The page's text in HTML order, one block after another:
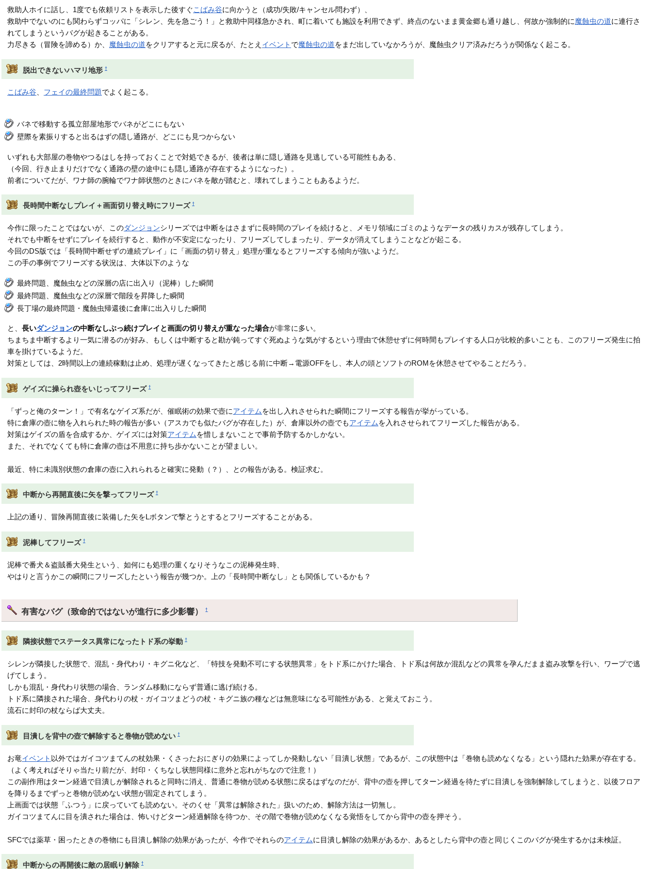
救助人ホイに話し、1度でも依頼リストを表示した後すぐこばみ谷に向かうと（成功/失敗/キャンセル問わず）、
救助中でないのにも関わらずコッパに「シレン、先を急ごう！」と救助中同様急かされ、町に着いても施設を利用できず、終点のないまま黄金郷も通り越し、何故か強制的に魔蝕虫の道に連行さ
れてしまうというバグが起きることがある。
力尽きる（冒険を諦める）か、 魔蝕虫の道をクリアすると元に戻るが、たとえ イベント で魔蝕虫の道をまだ出していなかろうが、魔蝕虫クリア済みだろうが関係なく起こる。
脱出できないハマリ地形 †
こばみ谷、 フェイの最終問題でよく起こる。
バネで移動する孤立部屋地形でバネがどこにもない
壁際を素振りすると出るはずの隠し通路が、どこにも見つからない
いずれも大部屋の巻物やつるはしを持っておくことで対処できるが、後者は単に隠し通路を見逃している可能性もある、
（今回、行き止まりだけでなく通路の壁の途中にも隠し通路が存在するようになった）。
前者についてだが、ワナ師の腕輪でワナ師状態のときにバネを敵が踏むと、壊れてしまうこともあるようだ。
長時間中断なしプレイ＋画面切り替え時にフリーズ †
今作に限ったことではないが、このダンジョンシリーズでは中断をはさまずに長時間のプレイを続けると、メモリ領域にゴミのようなデータの残りカスが残存してしまう。
それでも中断をせずにプレイを続行すると、動作が不安定になったり、フリーズしてしまったり、データが消えてしまうことなどが起こる。
今回のDS版では「長時間中断せずの連続プレイ」に「画面の切り替え」処理が重なるとフリーズする傾向が強いようだ。
この手の事例でフリーズする状況は、大体以下のような
最終問題、魔蝕虫などの深層の店に出入り（泥棒）した瞬間
最終問題、魔蝕虫などの深層で階段を昇降した瞬間
長丁場の最終問題・魔蝕虫帰還後に倉庫に出入りした瞬間
と、長いダンジョンの中断なしぶっ続けプレイと画面の切り替えが重なった場合が非常に多い。
ちまちま中断するより一気に潜るのが好み、もしくは中断すると勘が鈍ってすぐ死ぬような気がするという理由で休憩せずに何時間もプレイする人口が比較的多いことも、このフリーズ発生に拍
車を掛けているようだ。
対策としては、2時間以上の連続稼動は止め、処理が遅くなってきたと感じる前に中断→電源OFFをし、本人の頭とソフトのROMを休憩させてやることだろう。
ゲイズに操られ壺をいじってフリーズ †
「ずっと俺のターン！」で有名なゲイズ系だが、催眠術の効果で壺にアイテム を出し入れさせられた瞬間にフリーズする報告が挙がっている。
特に倉庫の壺に物を入れられた時の報告が多い（アスカでも似たバグが存在した）が、倉庫以外の壺でもアイテム を入れさせられてフリーズした報告がある。
対策はゲイズの盾を合成するか、ゲイズには対策アイテム を惜しまないことで事前予防するかしかない。
また、それでなくても特に倉庫の壺は不用意に持ち歩かないことが望ましい。
最近、特に未識別状態の倉庫の壺に入れられると確実に発動（？）、との報告がある。検証求む。
中断から再開直後に矢を撃ってフリーズ †
上記の通り、冒険再開直後に装備した矢をLボタンで撃とうとするとフリーズすることがある。
泥棒してフリーズ †
泥棒で番犬＆盗賊番大発生という、如何にも処理の重くなりそうなこの泥棒発生時、
やはりと言うかこの瞬間にフリーズしたという報告が幾つか。上の「長時間中断なし」とも関係しているかも？
有害なバグ（致命的ではないが進行に多少影響）†
隣接状態でステータス異常になったトド系の挙動 †
シレンが隣接した状態で、混乱・身代わり・キグニ化など、「特技を発動不可にする状態異常」をトド系にかけた場合、トド系は何故か混乱などの異常を孕んだまま盗み攻撃を行い、ワープで逃
げてしまう。
しかも混乱・身代わり状態の場合、ランダム移動にならず普通に逃げ続ける。
トド系に隣接された場合、身代わりの杖・ガイコツまどうの杖・キグニ族の種などは無意味になる可能性がある、と覚えておこう。
流石に封印の杖ならば大丈夫。
目潰しを背中の壺で解除すると巻物が読めない †
お竜イベント 以外ではガイコツまてんの杖効果・くさったおにぎりの効果によってしか発動しない「目潰し状態」であるが、この状態中は「巻物も読めなくなる」という隠れた効果が存在する。
（よく考えればそりゃ当たり前だが、封印・くちなし状態同様に意外と忘れがちなので注意！）
この副作用はターン経過で目潰しが解除されると同時に消え、普通に巻物が読める状態に戻るはずなのだが、背中の壺を押してターン経過を待たずに目潰しを強制解除してしまうと、以後フロア
を降りるまでずっと巻物が読めない状態が固定されてしまう。
上画面では状態「ふつう」に戻っていても読めない。そのくせ「異常は解除された」扱いのため、解除方法は一切無し。
ガイコツまてんに目を潰された場合は、怖いけどターン経過解除を待つか、その階で巻物が読めなくなる覚悟をしてから背中の壺を押そう。
SFCでは薬草・困ったときの巻物にも目潰し解除の効果があったが、今作でそれらのアイテムに目潰し解除の効果があるか、あるとしたら背中の壺と同じくこのバグが発生するかは未検証。
中断からの再開後に敵の居眠り解除 †